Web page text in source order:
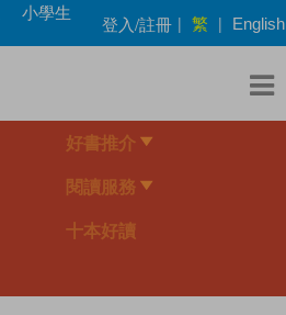
小學生
登入/註冊 | 繁 | English
好書推介
閱讀服務
十本好讀